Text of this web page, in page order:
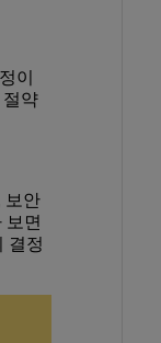
이
약
보안
보면
결정